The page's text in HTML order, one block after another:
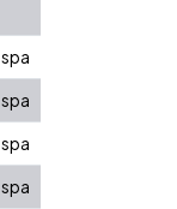
spa
spa
spa
spa